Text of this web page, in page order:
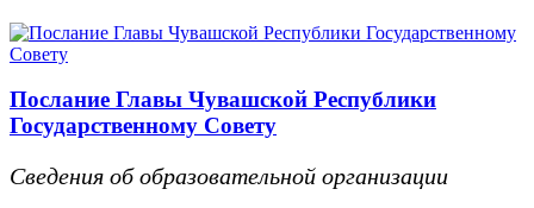
Послание Главы Чувашской Республики
Государственному Совету
Сведения об образовательной организации